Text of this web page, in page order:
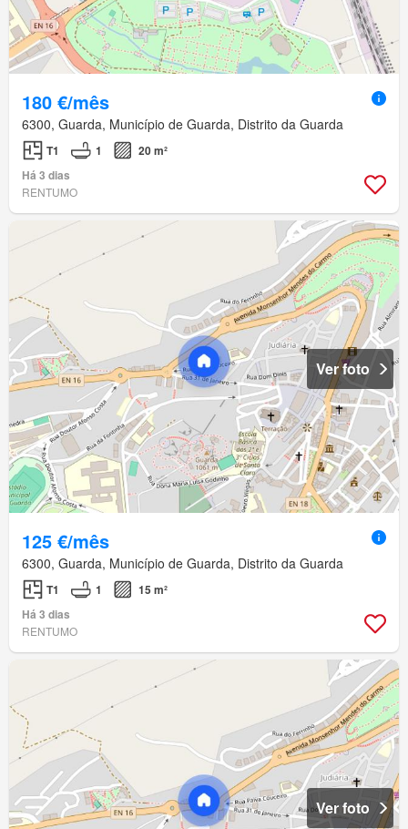
180 €/mês
6300, Guarda, Município de Guarda, Distrito da Guarda
T1 1
20 m²
Há 3 dias
RENTUMO
Ver foto
125 €/mês
6300, Guarda, Município de Guarda, Distrito da Guarda
T1 1
15 m²
Há 3 dias
RENTUMO
Ver foto